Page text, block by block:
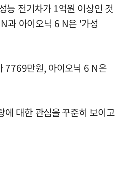
능 전기차가 1억원 이상인 것
과 아이오닉 6 N은 '가성
7769만원, 아이오닉 6 N은
에 대한 관심을 꾸준히 보이고